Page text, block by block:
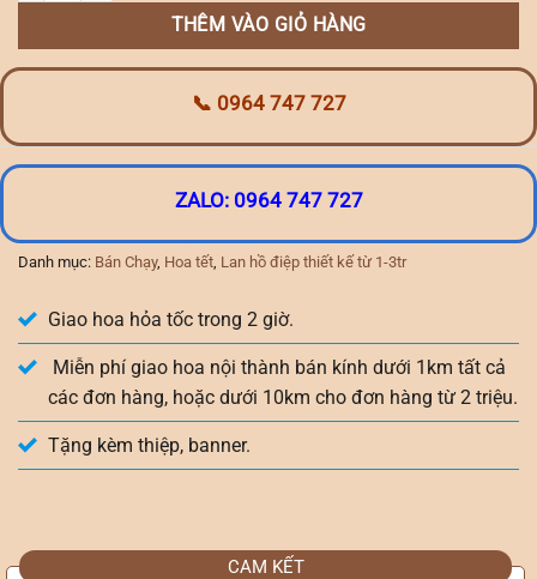
THÊM VÀO GIỎ HÀNG
📞 0964 747 727
ZALO: 0964 747 727
Danh mục: Bán Chạy, Hoa tết Lan hồ điệp thiết kế từ 1-3tr
Giao hoa hỏa tốc trong 2 giờ.
Miễn phí giao hoa nội thành bán kính dưới 1km tất cả
các đơn hàng, hoặc dưới 10km cho đơn hàng từ 2 triệu.
Tặng kèm thiệp, banner.
CAM KẾT